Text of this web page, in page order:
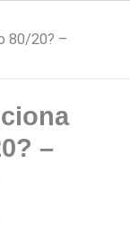
80/20? –
–